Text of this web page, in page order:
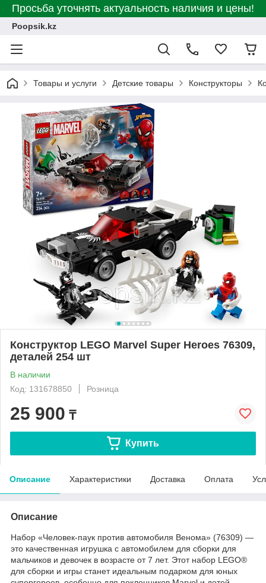
Просьба уточнять актуальность наличия и цены!
Poopsik.kz
Товары и услуги Детские товары Конструкторы
Конструктор LEGO Marvel Super Heroes 76309,
деталей 254 шт
В наличии
Код: 131678850
Розница
25 900 ₸
Купить
Описание Характеристики Доставка Оплата
Описание
Набор «Человек-паук против автомобиля Венома» (76309) —
это качественная игрушка с автомобилем для сборки для
мальчиков и девочек в возрасте от 7 лет. Этот набор LEGO®
для сборки и игры станет идеальным подарком для юных